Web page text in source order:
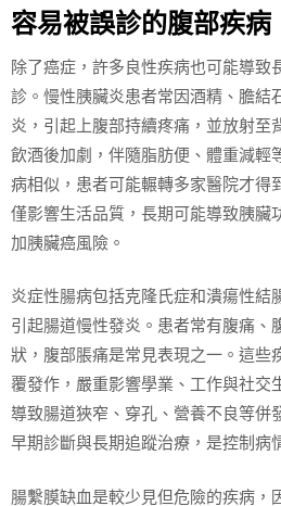
容易被誤診的腹部疾病
除了癌症，許多良性疾病也可能導致
診。慢性胰臟炎患者常因酒精、膽結
炎，引起上腹部持續疼痛，並放射至
飲酒後加劇，伴隨脂肪便、體重減輕
病相似，患者可能輾轉多家醫院才得
僅影響生活品質，長期可能導致胰臟
加胰臟癌風險。
炎症性腸病包括克隆氏症和潰瘍性結
引起腸道慢性發炎。患者常有腹痛、
狀，腹部脹痛是常見表現之一。這些
覆發作，嚴重影響學業、工作與社交
導致腸道狹窄、穿孔、營養不良等併
早期診斷與長期追蹤治療，是控制病
腸繫膜缺血是較少見但危險的疾病，